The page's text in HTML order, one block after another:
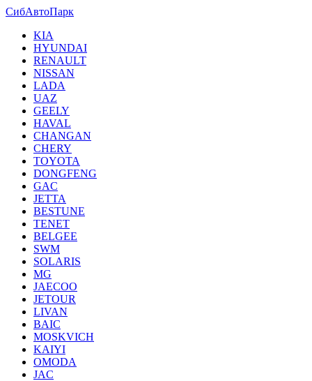
СибАвтоПарк
KIA
HYUNDAI
RENAULT
NISSAN
LADA
UAZ
GEELY
HAVAL
CHANGAN
CHERY
TOYOTA
DONGFENG
GAC
JETTA
BESTUNE
TENET
BELGEE
SWM
SOLARIS
MG
JAECOO
JETOUR
LIVAN
BAIC
MOSKVICH
KAIYI
OMODA
JAC